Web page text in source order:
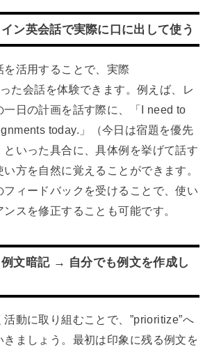
ン英会話で実際に口に出して使う
を活用することで、実際
た会話を体験できます。例えば、レ
一日の計画を話す際に、「I need to
today.」（今日は宿題を優先
といった具合に、具体例を挙げて話す
方を自然に覚えることができます。
フィードバックを受けることで、使い
スを修正することも可能です。
文暗記 → 自分でも例文を作成し
動に取り組むことで、”prioritize”へ
きましょう。最初は印象に残る例文を